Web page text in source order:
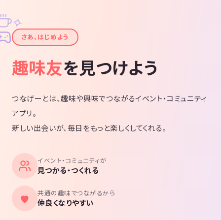
✦
✧
さあ、はじめよう
趣味友を見つけよう
つなげーとは、趣味や興味でつながるイベント・コミュニティ
アプリ。
新しい出会いが、毎日をもっと楽しくしてくれる。
イベント・コミュニティが
見つかる・つくれる
共通の趣味でつながるから
仲良くなりやすい